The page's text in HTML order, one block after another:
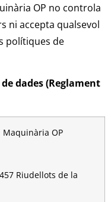
OP no controla
ni accepta qualsevol
polítiques de
dades (Reglament
Maquinària OP
Riudellots de la